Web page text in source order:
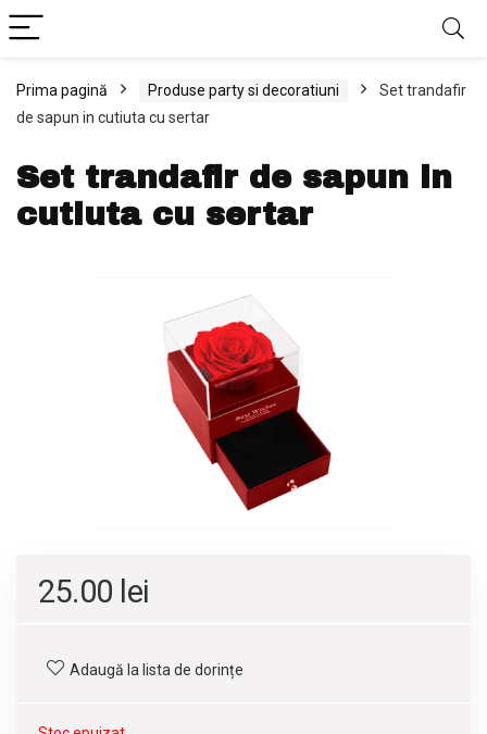
Prima pagină Produse party si decoratiuni
Set trandafir
de sapun in cutiuta cu sertar
Set trandafir de sapun in
cutiuta cu sertar
25.00 lei
Adaugă la lista de dorințe